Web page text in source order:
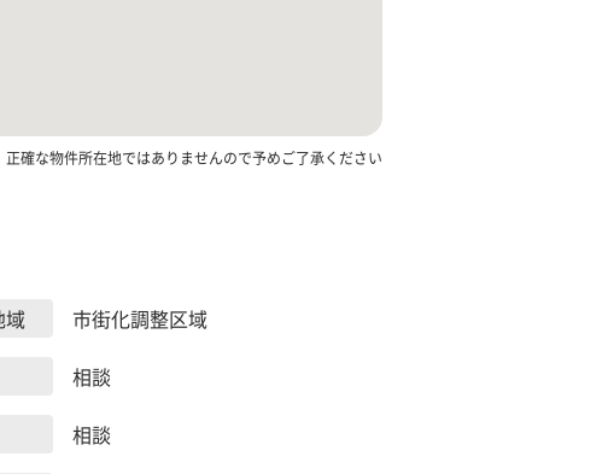
確な物件所在地ではありませんので予めご了承ください
域
市街化調整区域
相談
相談